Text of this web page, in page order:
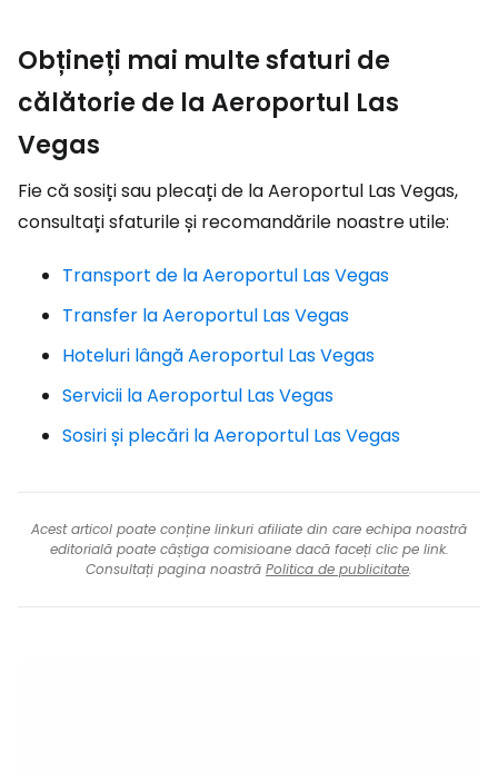
Obțineți mai multe sfaturi de
călătorie de la Aeroportul Las
Vegas
Fie că sosiți sau plecați de la Aeroportul Las Vegas,
consultați sfaturile și recomandările noastre utile:
Transport de la Aeroportul Las Vegas
Transfer la Aeroportul Las Vegas
Hoteluri lângă Aeroportul Las Vegas
Servicii la Aeroportul Las Vegas
Sosiri și plecări la Aeroportul Las Vegas
Acest articol poate conține linkuri afiliate din care echipa noastră
editorială poate câștiga comisioane dacă faceți clic pe link.
Consultați pagina noastră Politica de publicitate.